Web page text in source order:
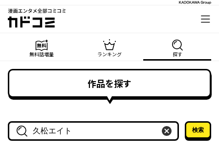
漫画エンタメ全部コミコミ
カドコミ
無料話増量 ランキング 探す
作品を探す
作品名・作家名で探す
検索